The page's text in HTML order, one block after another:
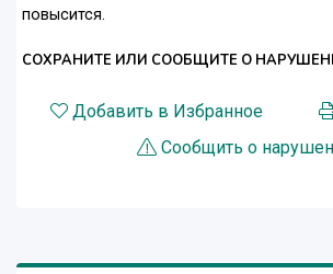
повысится.
СОХРАНИТЕ ИЛИ СООБЩИТЕ О
Добавить в Избранное
Сообщить о